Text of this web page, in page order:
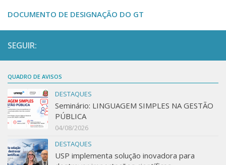
Modalidades de Importação
Processos de Importação
DACIC – Serviço de Contratos Centralizados
DAG – Arquivo Geral
DAGIPE – Serviço de Arquivo Intermediário,
Protocolo e Expediente
DAGGNT – Serviço de Instrumentos de Gestão e
Designação de servidores por definição de
Divulgação PCA
Documentação e Processos
Arquivo Geral
Informes SEI
DOCUMENTO DE DESIGNAÇÃO DO GT
SEGUIR:
QUADRO DE AVISOS
DESTAQUES
Seminário: LINGUAGEM SIMPLES NA GESTÃO
PÚBLICA
04/08/2026
DESTAQUES
USP implementa solução inovadora para